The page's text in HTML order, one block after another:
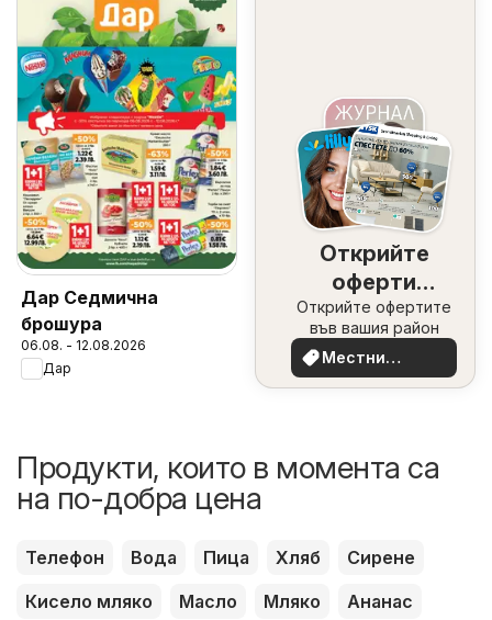
Дар Седмична
брошура
06.08. - 12.08.2026
Дар
Открийте
оферти
наблизо
Открийте офертите
във вашия район
Местни
оферти
Продукти, които в момента са
на по-добра цена
Телефон Вода Пица Хляб
Сирене
Кисело мляко
Масло Мляко
Ананас